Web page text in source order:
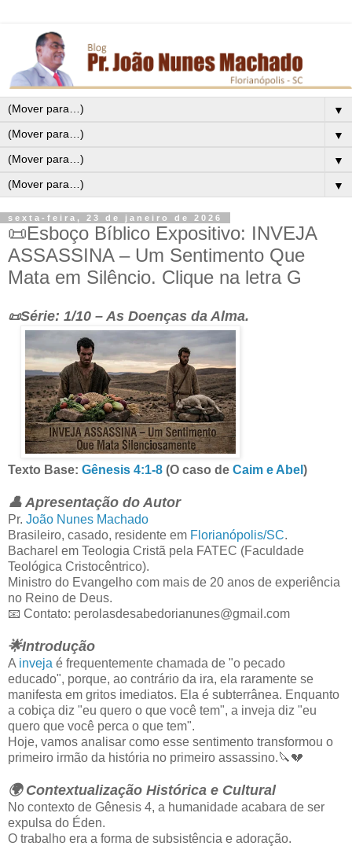
▼
▼
▼
▼
sexta-feira, 23 de janeiro de 2026
📜Esboço Bíblico Expositivo: INVEJA
ASSASSINA – Um Sentimento Que
Mata em Silêncio. Clique na letra G
📜Série: 1/10 – As Doenças da Alma.
Texto Base: Gênesis 4:1-8 (O caso de Caim e Abel )
👤 Apresentação do Autor
Pr. João Nunes Machado
Brasileiro, casado, residente em Florianópolis/SC.
Bacharel em Teologia Cristã pela FATEC (Faculdade
Teológica Cristocêntrico).
Ministro do Evangelho com mais de 20 anos de experiência
no Reino de Deus.
📧 Contato: perolasdesabedorianunes@gmail.com
🌟Introdução
A inveja é frequentemente chamada de "o pecado
educado", porque, ao contrário da ira, ela raramente se
manifesta em gritos imediatos. Ela é subterrânea. Enquanto
a cobiça diz "eu quero o que você tem", a inveja diz "eu
quero que você perca o que tem".
Hoje, vamos analisar como esse sentimento transformou o
primeiro irmão da história no primeiro assassino.🔪💔
🌍 Contextualização Histórica e Cultural
No contexto de Gênesis 4, a humanidade acabara de ser
expulsa do Éden.
O trabalho era a forma de subsistência e adoração.